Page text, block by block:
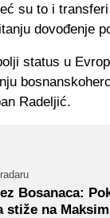
su to i
dovođenje
status u
Radeljić.
Bosanaca:
stiže na